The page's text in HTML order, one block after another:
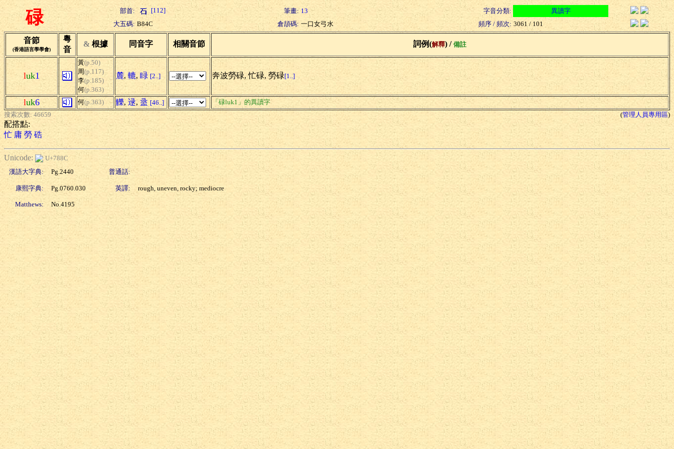
碌 部首: [112] 筆畫: 13 字音分類:
異讀字
大五碼: B84C 倉頡碼: 一口女弓水 頻序 / 頻次: 3061 / 101
音節
(香港語言學學會)
粵
音
& 根據 同音字 相關音節 詞例(解釋) / 備註
luk1
黃(p.50)
周(p.117)
李(p.185)
何(p.363)
麓, 轆, 睩 [2..] 奔波勞碌, 忙碌, 勞碌[1..]
luk6 何(p.363) 觻, 逯, 盝 [46..]
「碌luk1」的異讀字
搜索次數: 46659
(管理人員專用區)
配搭點:
忙 庸 勞 硞
Unicode:
U+788C
漢語大字典:
Pg.2440 普通話:
康熙字典: Pg.0760.030 英譯: rough, uneven, rocky; mediocre
Matthews: No.4195